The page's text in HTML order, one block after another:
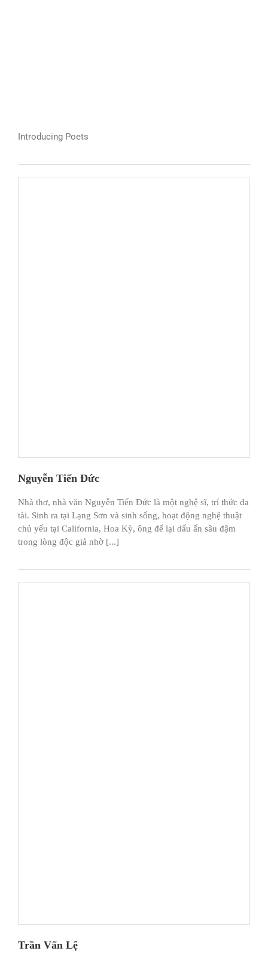
Introducing Poets
Nguyễn Tiến Đức
Nhà thơ, nhà văn Nguyễn Tiến Đức là một nghệ sĩ, trí thức đa
tài. Sinh ra tại Lạng Sơn và sinh sống, hoạt động nghệ thuật
chủ yếu tại California, Hoa Kỳ, ông để lại dấu ấn sâu đậm
trong lòng độc giả nhờ [...]
Trần Vấn Lệ